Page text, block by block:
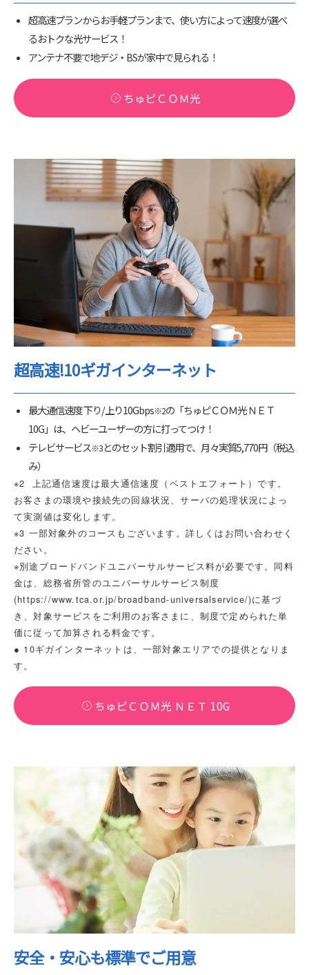
超高速プランからお手軽プランまで、使い方によって速度が選べ
るおトクな光サービス！
アンテナ不要で地デジ・BSが家中で見られる！
ちゅピＣＯＭ光
超高速!10ギガインターネット
最大通信速度 下り/上り10Gbps※2の「ちゅピＣＯＭ光 ＮＥＴ
10G」は、ヘビーユーザーの方に打ってつけ！
テレビサービス※3とのセット割引適用で、月々実質5,770円（税込
み）
※2 上記通信速度は最大通信速度（ベストエフォート）です。
お客さまの環境や接続先の回線状況、サーバの処理状況によっ
て実測値は変化します。
※3 一部対象外のコースもございます。詳しくはお問い合わせく
ださい。
※別途ブロードバンドユニバーサルサービス料が必要です。同料
金は、総務省所管のユニバーサルサービス制度
(https://www.tca.or.jp/broadband-universalservice/)に基づ
き、対象サービスをご利用のお客さまに、制度で定められた単
価に従って加算される料金です。
● 10ギガインターネットは、一部対象エリアでの提供となりま
す。
ちゅピＣＯＭ光 ＮＥＴ 10G
安全・安心も標準でご用意